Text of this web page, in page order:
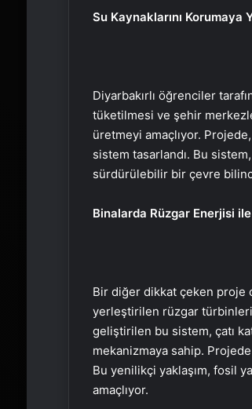
Su Kaynaklarını Korumaya
Diyarbakırlı öğrenciler
tüketilmesi ve şehir
üretmeyi amaçlıyor.
sistem tasarlandı. Bu
sürdürülebilir bir çevre
Binalarda Rüzgar Enerjisi
Bir diğer dikkat çeken proje
yerleştirilen rüzgar türbinleri
geliştirilen bu sistem, çatı
mekanizmaya sahip.
Bu yenilikçi yaklaşım, fosil
amaçlıyor.